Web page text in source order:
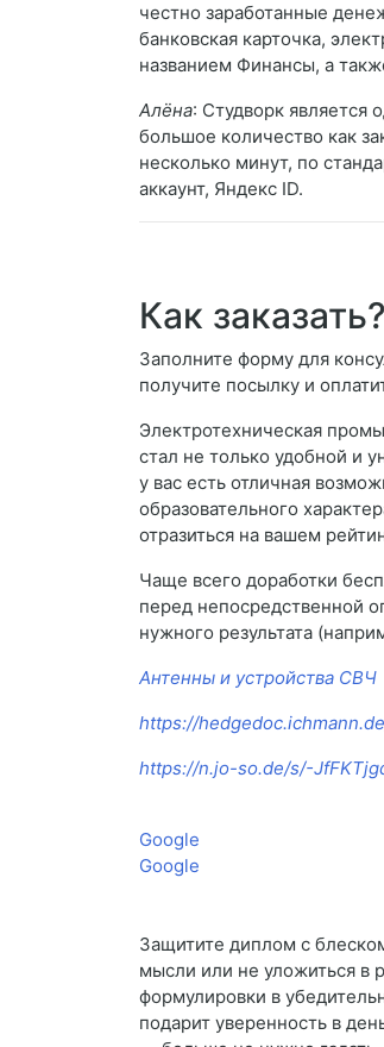
честно заработанные
банковская карточка,
названием Финансы, а
Алёна: Студворк является
большое количество как
несколько минут, по
аккаунт, Яндекс ID.
Как заказать?
Заполните форму для
получите посылку и
Электротехническая
стал не только удобной и
у вас есть отличная
образовательного
отразиться на вашем
Чаще всего доработки
перед непосредственной
нужного результата
Антенны и устройства СВЧ
https://
https://n.jo-so.de/s/-
Google
Google
Защитите диплом с
мысли или не уложиться в
формулировки в
подарит уверенность в